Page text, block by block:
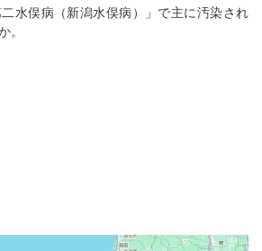
水俣病（新潟水俣病）」で主に汚染され
。